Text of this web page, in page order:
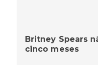
Britney Spears
cinco meses